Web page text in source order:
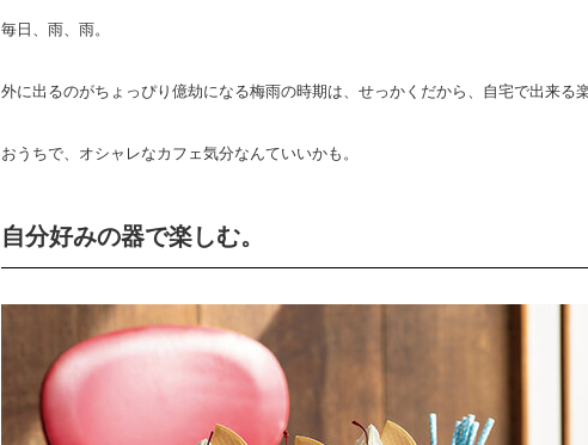
毎日、雨、雨。
外に出るのがちょっぴり億劫になる梅雨の時期は、せっかくだから、自宅で出来る
おうちで、オシャレなカフェ気分なんていいかも。
自分好みの器で楽しむ。